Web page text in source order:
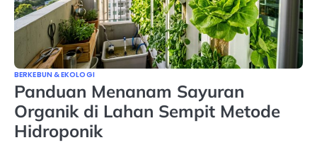
BERKEBUN & EKOLOGI
Panduan Menanam Sayuran
Organik di Lahan Sempit Metode
Hidroponik